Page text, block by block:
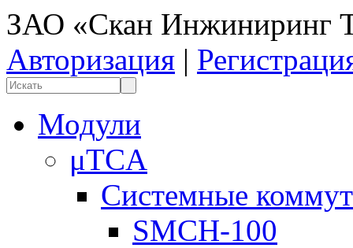
ЗАО «Скан Инжиниринг
Авторизация |
Модули
μTCA
Системные
SMCH-100